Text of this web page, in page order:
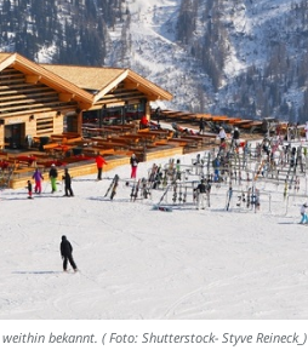
bekannt. ( Foto: Shutterstock- Styve Reineck_)